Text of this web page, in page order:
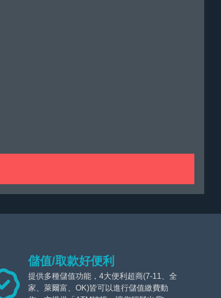
儲值/取款好便利
提供多種儲值功能，4大便利超商(7-11、全
家、萊爾富、OK)皆可以進行儲值繳費動